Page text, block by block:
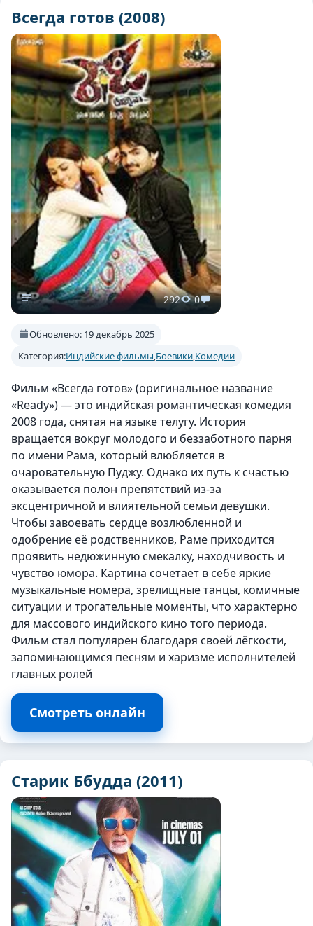
Всегда готов (2008)
292 0
Обновлено: 19 декабрь 2025
Категория:Индийские фильмы,Боевики,Комедии
Фильм «Всегда готов» (оригинальное название
«Ready») — это индийская романтическая комедия
2008 года, снятая на языке телугу. История
вращается вокруг молодого и беззаботного парня
по имени Рама, который влюбляется в
очаровательную Пуджу. Однако их путь к счастью
оказывается полон препятствий из-за
эксцентричной и влиятельной семьи девушки.
Чтобы завоевать сердце возлюбленной и
одобрение её родственников, Раме приходится
проявить недюжинную смекалку, находчивость и
чувство юмора. Картина сочетает в себе яркие
музыкальные номера, зрелищные танцы, комичные
ситуации и трогательные моменты, что характерно
для массового индийского кино того периода.
Фильм стал популярен благодаря своей лёгкости,
запоминающимся песням и харизме исполнителей
главных ролей
Смотреть онлайн
Старик Ббудда (2011)